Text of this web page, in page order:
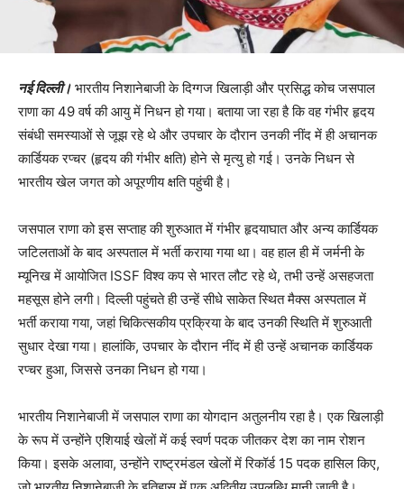
नई दिल्ली। भारतीय निशानेबाजी के दिग्गज खिलाड़ी और प्रसिद्ध कोच जसपाल
राणा का 49 वर्ष की आयु में निधन हो गया। बताया जा रहा है कि वह गंभीर हृदय
संबंधी समस्याओं से जूझ रहे थे और उपचार के दौरान उनकी नींद में ही अचानक
कार्डियक रप्चर (हृदय की गंभीर क्षति) होने से मृत्यु हो गई। उनके निधन से
भारतीय खेल जगत को अपूरणीय क्षति पहुंची है।
जसपाल राणा को इस सप्ताह की शुरुआत में गंभीर हृदयाघात और अन्य कार्डियक
जटिलताओं के बाद अस्पताल में भर्ती कराया गया था। वह हाल ही में जर्मनी के
म्यूनिख में आयोजित ISSF विश्व कप से भारत लौट रहे थे, तभी उन्हें असहजता
महसूस होने लगी। दिल्ली पहुंचते ही उन्हें सीधे साकेत स्थित मैक्स अस्पताल में
भर्ती कराया गया, जहां चिकित्सकीय प्रक्रिया के बाद उनकी स्थिति में शुरुआती
सुधार देखा गया। हालांकि, उपचार के दौरान नींद में ही उन्हें अचानक कार्डियक
रप्चर हुआ, जिससे उनका निधन हो गया।
भारतीय निशानेबाजी में जसपाल राणा का योगदान अतुलनीय रहा है। एक खिलाड़ी
के रूप में उन्होंने एशियाई खेलों में कई स्वर्ण पदक जीतकर देश का नाम रोशन
किया। इसके अलावा, उन्होंने राष्ट्रमंडल खेलों में रिकॉर्ड 15 पदक हासिल किए,